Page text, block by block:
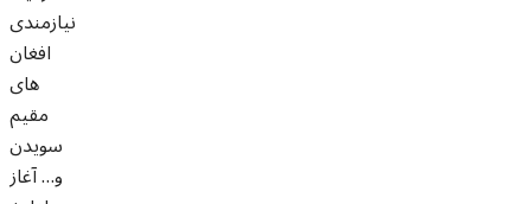
نیازمندی
افغان
های
مقیم
سویدن
و… آغاز